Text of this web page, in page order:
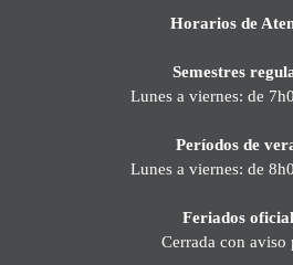
Horarios de
Semestres
Lunes a viernes: de
Períodos de
Lunes a viernes: de
Feriados
Cerrada con aviso